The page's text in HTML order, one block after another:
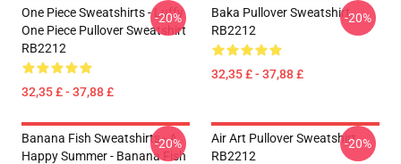
One Piece Sweatshirts - Luffy
One Piece Pullover Sweatshirt
RB2212
32,35 £ - 37,88 £
-20%
Baka Pullover Sweatshirt
RB2212
32,35 £ - 37,88 £
-20%
Banana Fish Sweatshirts - A
Happy Summer - Banana Fish
-20%
Air Art Pullover Sweatshirt
RB2212
-20%